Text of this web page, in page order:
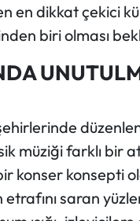
en dikkat çekici
biri olması
müziği farklı bir
konser konsepti
etrafını saran